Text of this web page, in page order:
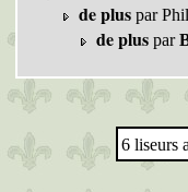
de pluspar
de pluspar
6 liseurs